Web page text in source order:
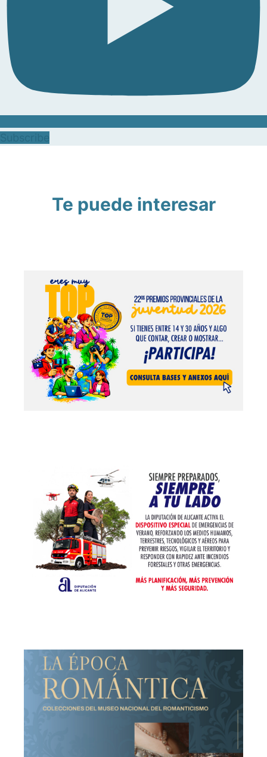
Te puede interesar